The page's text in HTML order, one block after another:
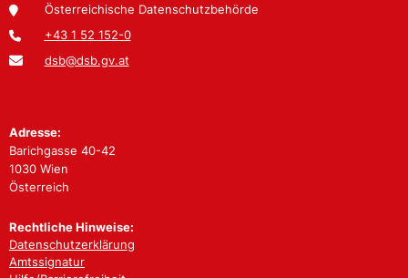
Österreichische Datenschutzbehörde
+43 1 52 152-0
dsb@dsb.gv.at
Adresse:
Barichgasse 40-42
1030 Wien
Österreich
Rechtliche Hinweise:
Datenschutzerklärung
Amtssignatur